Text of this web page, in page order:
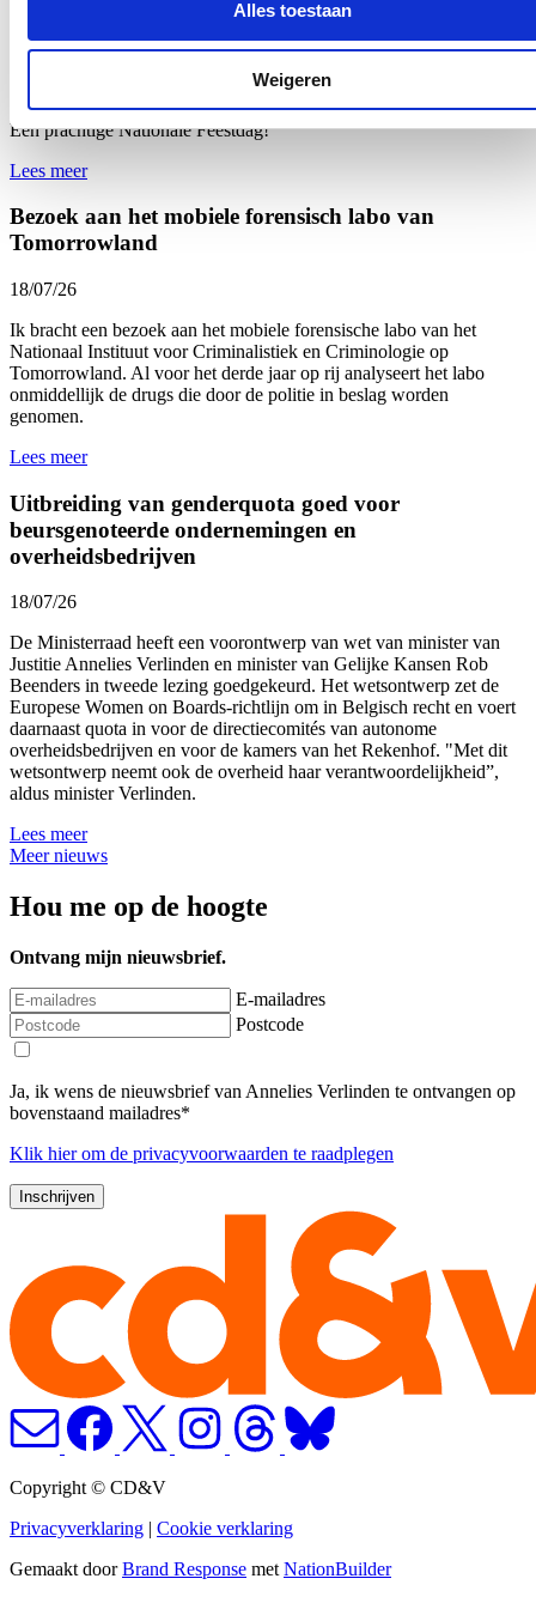
Alles toestaan
Weigeren
Nationale Feestdag 2026
Een prachtige Nationale Feestdag!
Lees meer
Bezoek aan het mobiele forensisch labo van
Tomorrowland
18/07/26
Ik bracht een bezoek aan het mobiele forensische labo van het
Nationaal Instituut voor Criminalistiek en Criminologie op
Tomorrowland. Al voor het derde jaar op rij analyseert het labo
onmiddellijk de drugs die door de politie in beslag worden
genomen.
Lees meer
Uitbreiding van genderquota goed voor
beursgenoteerde ondernemingen en
overheidsbedrijven
18/07/26
De Ministerraad heeft een voorontwerp van wet van minister van
Justitie Annelies Verlinden en minister van Gelijke Kansen Rob
Beenders in tweede lezing goedgekeurd. Het wetsontwerp zet de
Europese Women on Boards-richtlijn om in Belgisch recht en voert
daarnaast quota in voor de directiecomités van autonome
overheidsbedrijven en voor de kamers van het Rekenhof. "Met dit
wetsontwerp neemt ook de overheid haar verantwoordelijkheid”,
aldus minister Verlinden.
Lees meer
Meer nieuws
Hou me op de hoogte
Ontvang mijn nieuwsbrief.
E-mailadres
Postcode
Ja, ik wens de nieuwsbrief van Annelies Verlinden te ontvangen op
bovenstaand mailadres*
Klik hierom de privacyvoorwaarden te raadplegen
Copyright © CD&V
Privacyverklaring | Cookie verklaring
Gemaakt doorBrand Response met NationBuilder